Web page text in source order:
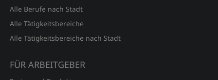
Alle Berufe nach Stadt
Alle Tätigkeitsbereiche
Alle Tätigkeitsbereiche nach Stadt
FÜR ARBEITGEBER